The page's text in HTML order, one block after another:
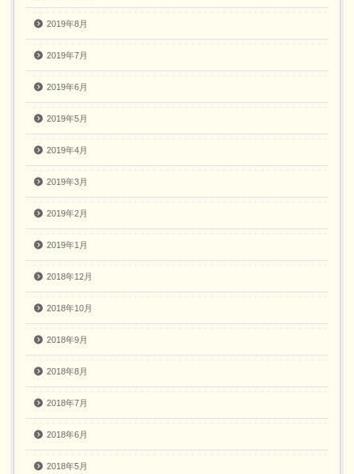
2019年8月
2019年7月
2019年6月
2019年5月
2019年4月
2019年3月
2019年2月
2019年1月
2018年12月
2018年10月
2018年9月
2018年8月
2018年7月
2018年6月
2018年5月